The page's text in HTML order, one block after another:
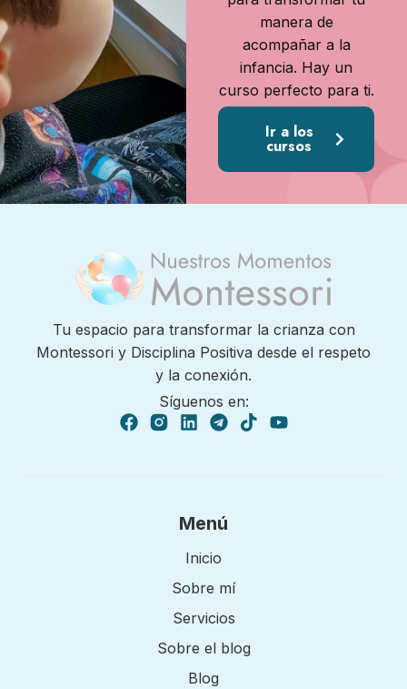
manera de
acompañar a la
infancia. Hay un
curso perfecto para ti.
Ir a los
cursos
Tu espacio para transformar la crianza con
Montessori y Disciplina Positiva desde el respeto
y la conexión.
Síguenos en:
Menú
Inicio
Sobre mí
Servicios
Sobre el blog
Blog